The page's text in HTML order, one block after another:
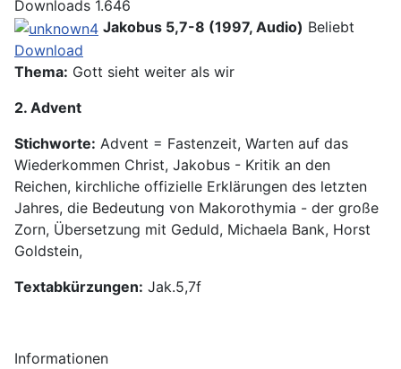
Downloads 1.646
Jakobus 5,7-8 (1997, Audio) Beliebt
Download
Thema: Gott sieht weiter als wir
2. Advent
Stichworte: Advent = Fastenzeit, Warten auf das
Wiederkommen Christ, Jakobus - Kritik an den
Reichen, kirchliche offizielle Erklärungen des letzten
Jahres, die Bedeutung von Makorothymia - der große
Zorn, Übersetzung mit Geduld, Michaela Bank, Horst
Goldstein,
Textabkürzungen: Jak.5,7f
Informationen